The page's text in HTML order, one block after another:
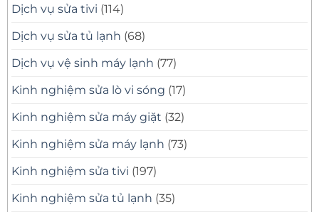
Dịch vụ sửa tivi (114)
Dịch vụ sửa tủ lạnh (68)
Dịch vụ vệ sinh máy lạnh (77)
Kinh nghiệm sửa lò vi sóng (17)
Kinh nghiệm sửa máy giặt (32)
Kinh nghiệm sửa máy lạnh (73)
Kinh nghiệm sửa tivi (197)
Kinh nghiệm sửa tủ lạnh (35)